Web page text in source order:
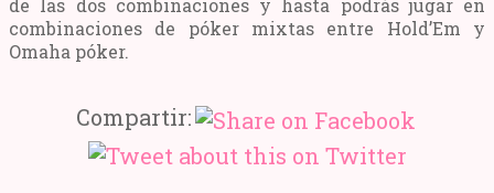
de las dos combinaciones y hasta podrás jugar en
combinaciones de póker mixtas entre Hold’Em y
Omaha póker.
Compartir: